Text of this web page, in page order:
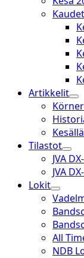
Artikkelit
Tilastot
JVA
JVA
Lokit
open
menu
All
NDB